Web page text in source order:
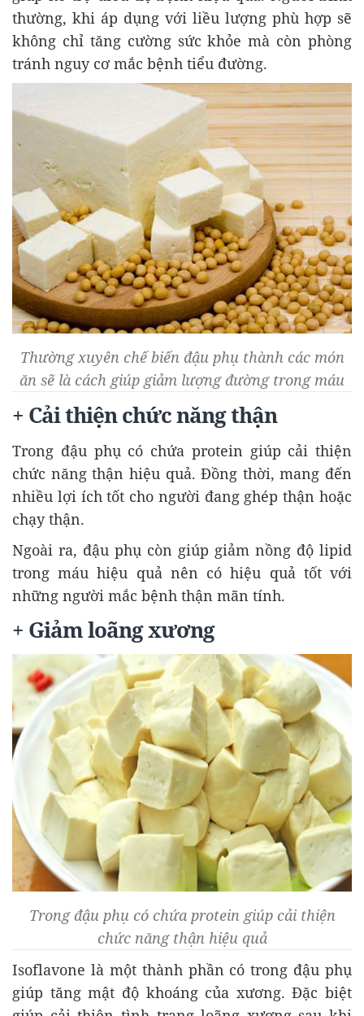
thường, khi áp dụng với liều lượng phù hợp sẽ
không chỉ tăng cường sức khỏe mà còn phòng
tránh nguy cơ mắc bệnh tiểu đường.
Thường xuyên chế biến đậu phụ thành các món
ăn sẽ là cách giúp giảm lượng đường trong máu
+ Cải thiện chức năng thận
Trong đậu phụ có chứa protein giúp cải thiện
chức năng thận hiệu quả. Đồng thời, mang đến
nhiều lợi ích tốt cho người đang ghép thận hoặc
chạy thận.
Ngoài ra, đậu phụ còn giúp giảm nồng độ lipid
trong máu hiệu quả nên có hiệu quả tốt với
những người mắc bệnh thận mãn tính.
+ Giảm loãng xương
Trong đậu phụ có chứa protein giúp cải thiện
chức năng thận hiệu quả
Isoflavone là một thành phần có trong đậu phụ
giúp tăng mật độ khoáng của xương. Đặc biệt